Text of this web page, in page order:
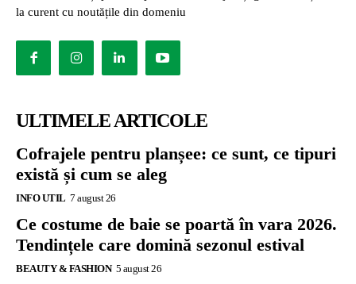
la curent cu noutățile din domeniu
ULTIMELE ARTICOLE
Cofrajele pentru planșee: ce sunt, ce tipuri
există și cum se aleg
INFO UTIL 7 august 26
Ce costume de baie se poartă în vara 2026.
Tendințele care domină sezonul estival
BEAUTY & FASHION 5 august 26